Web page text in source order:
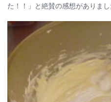
た！！」と絶賛の感想がありま